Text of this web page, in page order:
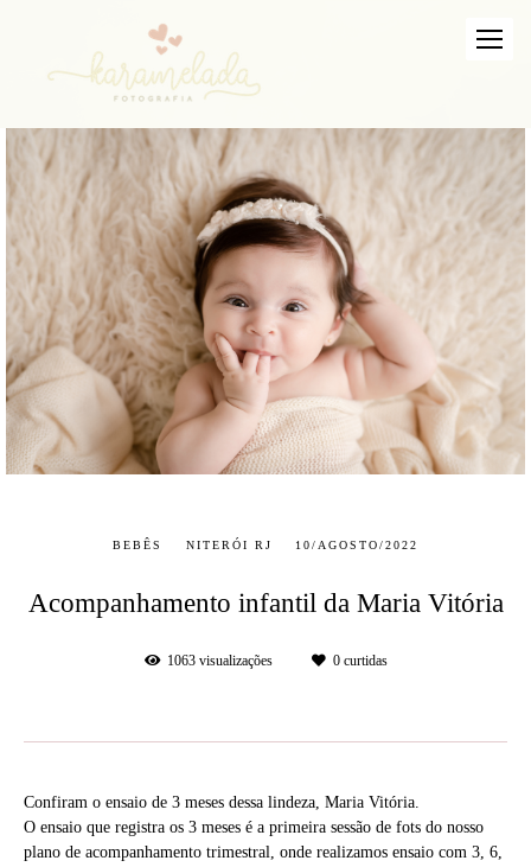
BEBÊS NITERÓI RJ 10/AGOSTO/2022
Acompanhamento infantil da Maria Vitória
1063visualizações 0curtidas
Confiram o ensaio de 3 meses dessa lindeza, Maria Vitória.
O ensaio que registra os 3 meses é a primeira sessão de fots do nosso
plano de acompanhamento trimestral, onde realizamos ensaio com 3, 6,